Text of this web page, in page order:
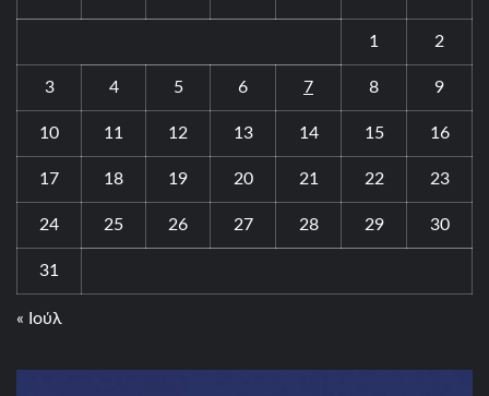
1 2
3 4 5 6 7 8 9
10 11 12 13 14 15 16
17 18 19 20 21 22 23
24 25 26 27 28 29 30
31
« Ιούλ